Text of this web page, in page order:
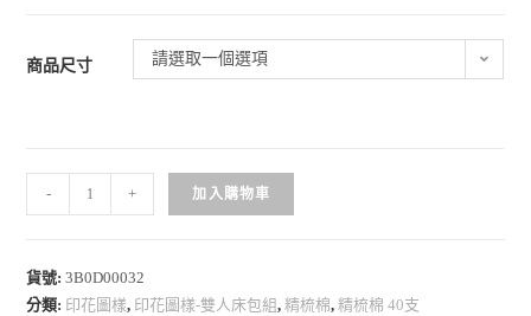
商品尺寸 請選取一個選項
- + 加入購物車
貨號:3B0D00032
分類: 印花圖樣, 印花圖樣-雙人床包組,精梳棉,精梳棉 40支